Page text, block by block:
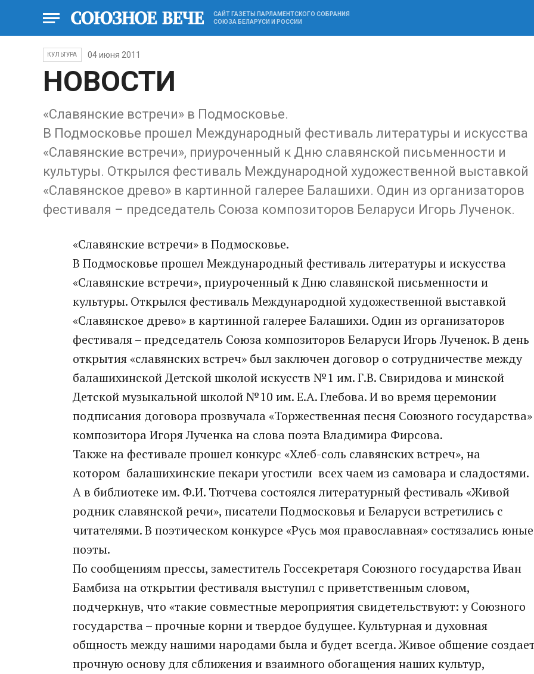
САЙТ ГАЗЕТЫ ПАРЛАМЕНТСКОГО СОБРАНИЯ
СОЮЗА БЕЛАРУСИ И РОССИИ
КУЛЬТУРА 04 июня 2011
НОВОСТИ
«Славянские встречи» в Подмосковье.
В Подмосковье прошел Международный фестиваль литературы и искусства
«Славянские встречи», приуроченный к Дню славянской письменности и
культуры. Открылся фестиваль Международной художественной выставкой
«Славянское древо» в картинной галерее Балашихи. Один из организаторов
фестиваля – председатель Союза композиторов Беларуси Игорь Лученок.
«Славянские встречи» в Подмосковье.
В Подмосковье прошел Международный фестиваль литературы и искусства
«Славянские встречи», приуроченный к Дню славянской письменности и
культуры. Открылся фестиваль Международной художественной выставкой
«Славянское древо» в картинной галерее Балашихи. Один из организаторов
фестиваля – председатель Союза композиторов Беларуси Игорь Лученок. В день
открытия «славянских встреч» был заключен договор о сотрудничестве между
балашихинской Детской школой искусств №1 им. Г.В. Свиридова и минской
Детской музыкальной школой №10 им. Е.А. Глебова. И во время церемонии
подписания договора прозвучала «Торжественная песня Союзного государства»
композитора Игоря Лученка на слова поэта Владимира Фирсова.
Также на фестивале прошел конкурс «Хлеб-соль славянских встреч», на
котором балашихинские пекари угостили всех чаем из самовара и сладостями.
А в библиотеке им. Ф.И. Тютчева состоялся литературный фестиваль «Живой
родник славянской речи», писатели Подмосковья и Беларуси встретились с
читателями. В поэтическом конкурсе «Русь моя православная» состязались юные
поэты.
По сообщениям прессы, заместитель Госсекретаря Союзного государства Иван
Бамбиза на открытии фестиваля выступил с приветственным словом,
подчеркнув, что «такие совместные мероприятия свидетельствуют: у Союзного
государства – прочные корни и твердое будущее. Культурная и духовная
общность между нашими народами была и будет всегда. Живое общение создает
прочную основу для сближения и взаимного обогащения наших культур,